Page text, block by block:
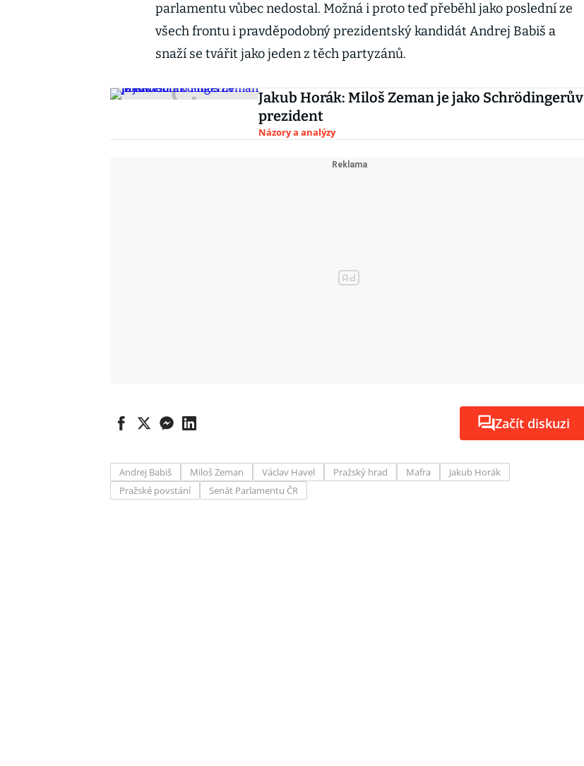
parlamentu vůbec nedostal. Možná i proto teď přeběhl jako poslední ze
všech frontu i pravděpodobný prezidentský kandidát Andrej Babiš a
snaží se tvářit jako jeden z těch partyzánů.
Jakub Horák: Miloš Zeman je jako Schrödingerův
prezident
Názory a analýzy
Začít diskuzi
Andrej Babiš Miloš Zeman Václav Havel Pražský hrad Mafra
Jakub Horák
Pražské povstání
Senát Parlamentu ČR